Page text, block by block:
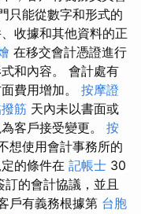
只能從數字和形式的
收據和其他資料的正
在移交會計憑證進行
和內容。 會計處有
費用增加。 按摩證
筋 天內未以書面或
客戶接受變更。 按
想使用會計事務所的
的條件在 記帳士 30
的會計協議，並且
戶有義務根據第 台胞